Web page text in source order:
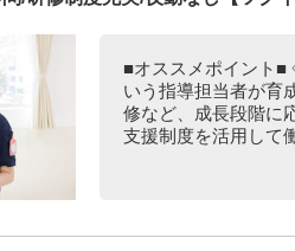
■オススメポイント■
いう指導担当者が育
修など、成長段階に
支援制度を活用して